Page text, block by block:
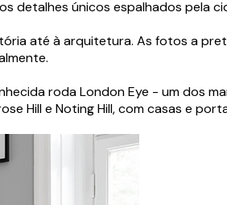
detalhes únicos espalhados pela
até à arquitetura. As fotos a
roda London Eye - um dos
Hill e Noting Hill, com casas e